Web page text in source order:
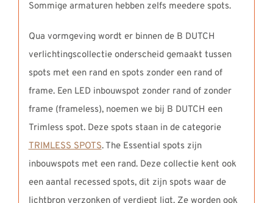
Sommige armaturen hebben zelfs meedere spots.
Qua vormgeving wordt er binnen de B DUTCH
verlichtingscollectie onderscheid gemaakt tussen
spots met een rand en spots zonder een rand of
frame. Een LED inbouwspot zonder rand of zonder
frame (frameless), noemen we bij B DUTCH een
Trimless spot. Deze spots staan in de categorie
TRIMLESS SPOTS. The Essential spots zijn
inbouwspots met een rand. Deze collectie kent ook
een aantal recessed spots, dit zijn spots waar de